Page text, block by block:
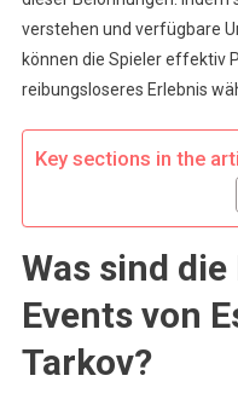
verstehen und verfügbare
können die Spieler effektiv
reibungsloseres Erlebnis
Key sections in the
Was sind
Events von
Tarkov?